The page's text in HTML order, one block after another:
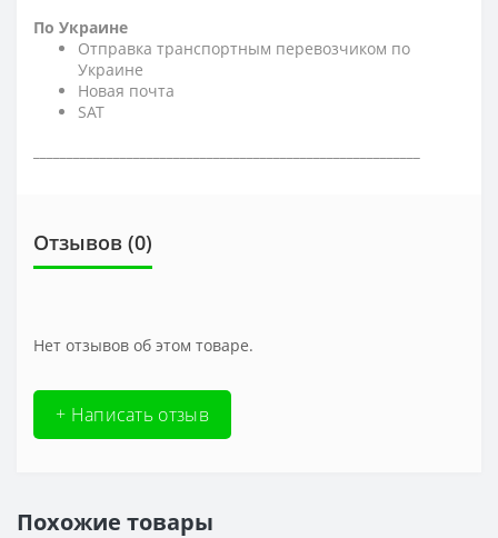
По Украине
Отправка транспортным перевозчиком по
Украине
Новая почта
SAT
Отзывов (0)
Нет отзывов об этом товаре.
+ Написать отзыв
Похожие товары